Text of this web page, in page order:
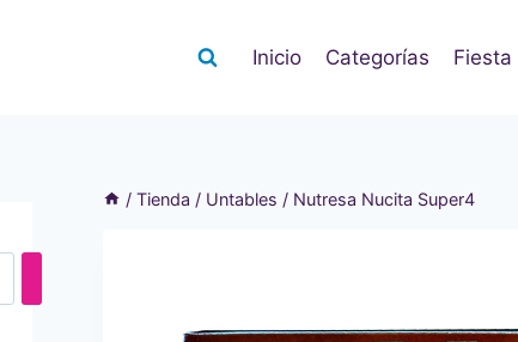
Inicio Categorías Fiesta
/ Tienda / Untables / Nutresa Nucita Super4